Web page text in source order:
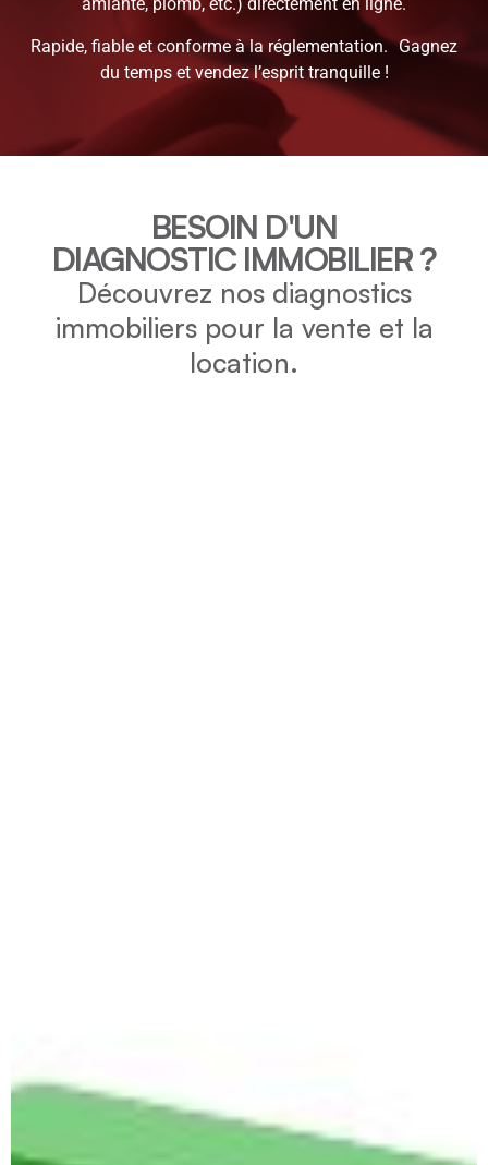
amiante, plomb, etc.) directement en ligne.
Rapide, fiable et conforme à la réglementation. Gagnez
du temps et vendez l’esprit tranquille !
BESOIN D'UN
DIAGNOSTIC IMMOBILIER ?
Découvrez nos diagnostics
immobiliers pour la vente et la
location.